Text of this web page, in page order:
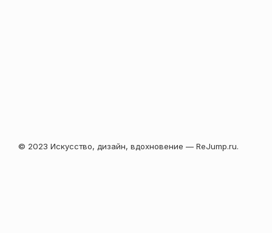
© 2023 Искусство, дизайн, вдохновение — ReJump.ru.